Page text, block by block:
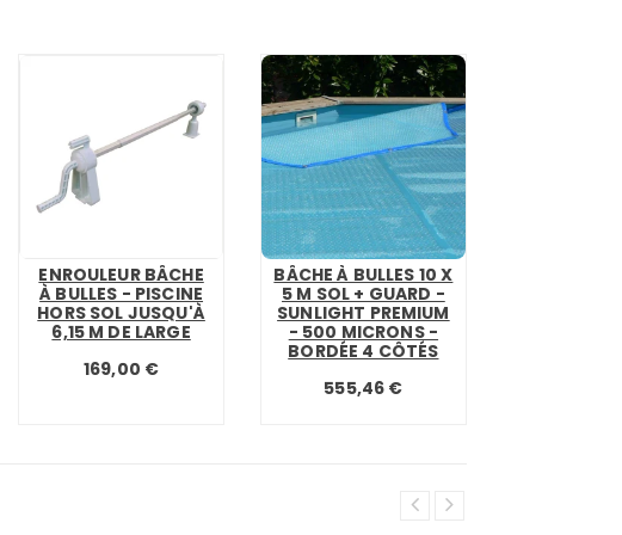
ENROULEUR BÂCHE
À BULLES - PISCINE
HORS SOL JUSQU'À
6,15 M DE LARGE
169,00 €
BÂCHE À BULLES 10 X
5 M SOL + GUARD -
SUNLIGHT PREMIUM
- 500 MICRONS -
BORDÉE 4 CÔTÉS
555,46 €